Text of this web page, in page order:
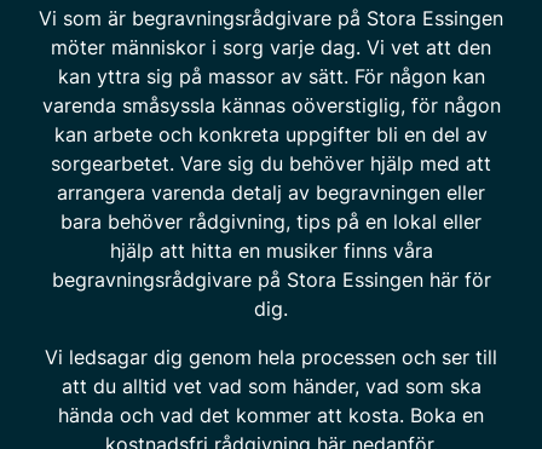
Vi som är begravningsrådgivare på Stora Essingen
möter människor i sorg varje dag. Vi vet att den
kan yttra sig på massor av sätt. För någon kan
varenda småsyssla kännas oöverstiglig, för någon
kan arbete och konkreta uppgifter bli en del av
sorgearbetet. Vare sig du behöver hjälp med att
arrangera varenda detalj av begravningen eller
bara behöver rådgivning, tips på en lokal eller
hjälp att hitta en musiker finns våra
begravningsrådgivare på Stora Essingen här för
dig.
Vi ledsagar dig genom hela processen och ser till
att du alltid vet vad som händer, vad som ska
hända och vad det kommer att kosta. Boka en
kostnadsfri rådgivning här nedanför.